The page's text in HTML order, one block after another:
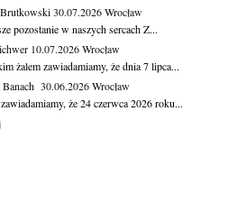
30.07.2026Wrocław
pozostanie w naszych sercach Z...
10.07.2026Wrocław
żalem zawiadamiamy, że dnia 7 lipca...
30.06.2026Wrocław
że 24 czerwca 2026 roku...